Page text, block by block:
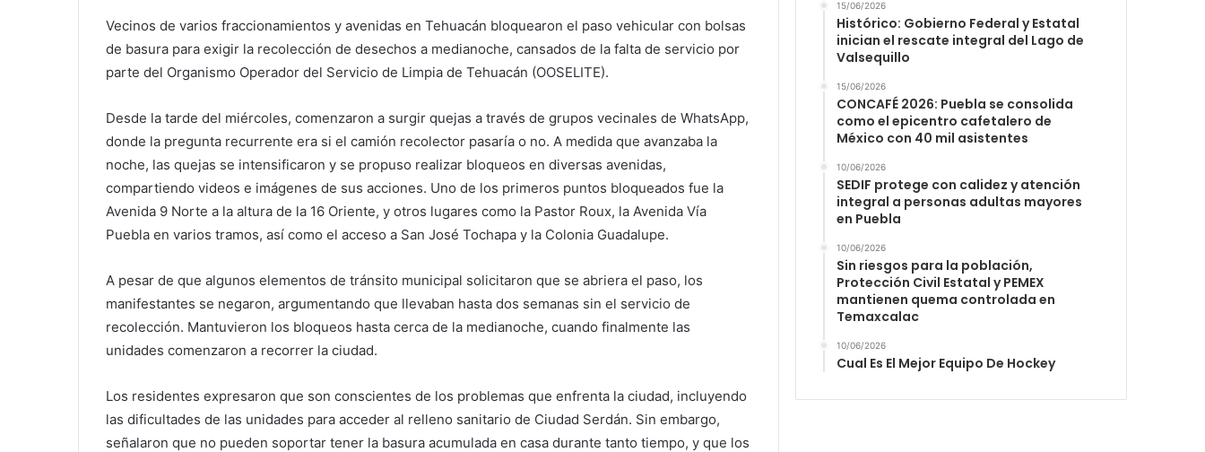
Vecinos de varios fraccionamientos y avenidas en Tehuacán bloquearon el paso vehicular con bolsas
de basura para exigir la recolección de desechos a medianoche, cansados de la falta de servicio por
parte del Organismo Operador del Servicio de Limpia de Tehuacán (OOSELITE).
Desde la tarde del miércoles, comenzaron a surgir quejas a través de grupos vecinales de WhatsApp,
donde la pregunta recurrente era si el camión recolector pasaría o no. A medida que avanzaba la
noche, las quejas se intensificaron y se propuso realizar bloqueos en diversas avenidas,
compartiendo videos e imágenes de sus acciones. Uno de los primeros puntos bloqueados fue la
Avenida 9 Norte a la altura de la 16 Oriente, y otros lugares como la Pastor Roux, la Avenida Vía
Puebla en varios tramos, así como el acceso a San José Tochapa y la Colonia Guadalupe.
A pesar de que algunos elementos de tránsito municipal solicitaron que se abriera el paso, los
manifestantes se negaron, argumentando que llevaban hasta dos semanas sin el servicio de
recolección. Mantuvieron los bloqueos hasta cerca de la medianoche, cuando finalmente las
unidades comenzaron a recorrer la ciudad.
Los residentes expresaron que son conscientes de los problemas que enfrenta la ciudad, incluyendo
las dificultades de las unidades para acceder al relleno sanitario de Ciudad Serdán. Sin embargo,
señalaron que no pueden soportar tener la basura acumulada en casa durante tanto tiempo, y que los
15/06/2026
Histórico: Gobierno Federal y Estatal
inician el rescate integral del Lago de
Valsequillo
15/06/2026
CONCAFÉ 2026: Puebla se consolida
como el epicentro cafetalero de
México con 40 mil asistentes
10/06/2026
SEDIF protege con calidez y atención
integral a personas adultas mayores
en Puebla
10/06/2026
Sin riesgos para la población,
Protección Civil Estatal y PEMEX
mantienen quema controlada en
Temaxcalac
10/06/2026
Cual Es El Mejor Equipo De Hockey